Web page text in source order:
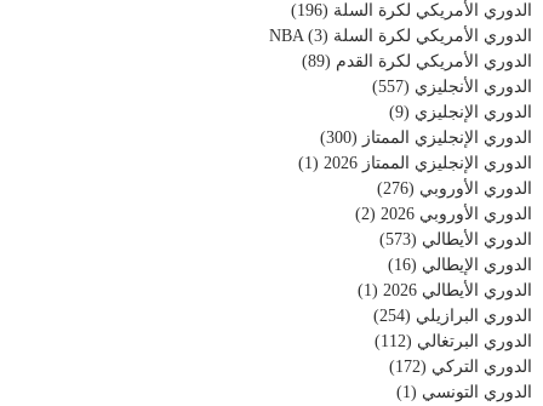
الدوري الأمريكي لكرة السلة (196)
الدوري الأمريكي لكرة السلة NBA (3)
الدوري الأمريكي لكرة القدم (89)
الدوري الأنجليزي (557)
الدوري الإنجليزي (9)
الدوري الإنجليزي الممتاز (300)
الدوري الإنجليزي الممتاز 2026
(1)
الدوري الأوروبي (276)
الدوري الأوروبي 2026
(2)
الدوري الأيطالي (573)
الدوري الإيطالي (16)
الدوري الأيطالي 2026
(1)
الدوري البرازيلي (254)
الدوري البرتغالي (112)
الدوري التركي (172)
الدوري التونسي (1)